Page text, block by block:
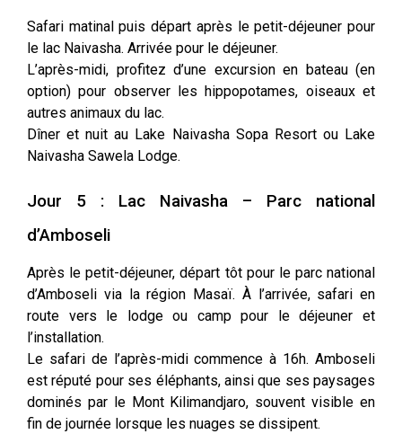
Safari matinal puis départ après le petit-déjeuner pour
le lac Naivasha. Arrivée pour le déjeuner.
L’après-midi, profitez d’une excursion en bateau (en
option) pour observer les hippopotames, oiseaux et
autres animaux du lac.
Dîner et nuit au Lake Naivasha Sopa Resort ou Lake
Naivasha Sawela Lodge.
Jour 5 : Lac Naivasha – Parc national
d’Amboseli
Après le petit-déjeuner, départ tôt pour le parc national
d’Amboseli via la région Masaï. À l’arrivée, safari en
route vers le lodge ou camp pour le déjeuner et
l’installation.
Le safari de l’après-midi commence à 16h. Amboseli
est réputé pour ses éléphants, ainsi que ses paysages
dominés par le Mont Kilimandjaro, souvent visible en
fin de journée lorsque les nuages se dissipent.